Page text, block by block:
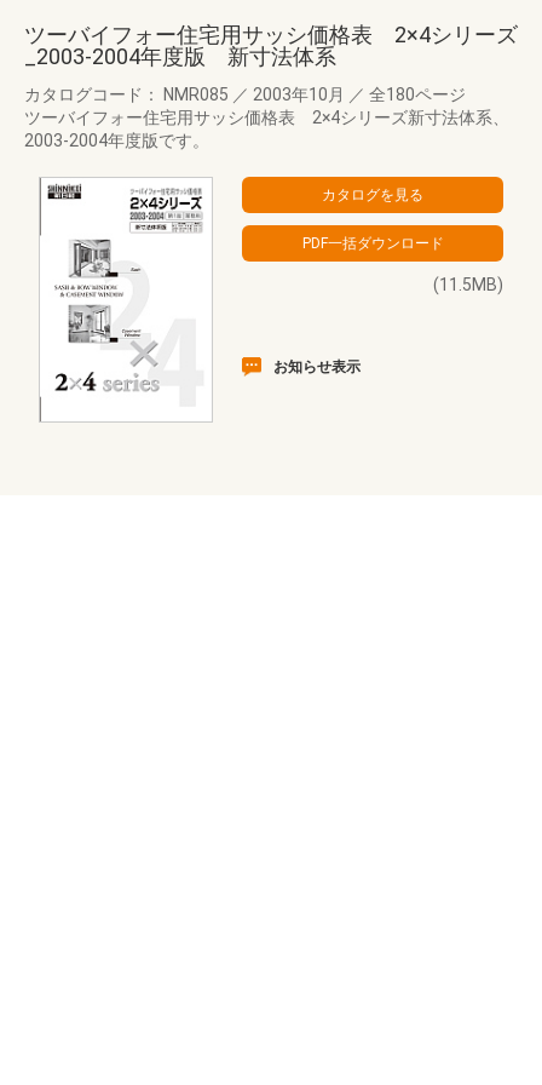
ツーバイフォー住宅用サッシ価格表 2×4シリーズ
_2003-2004年度版 新寸法体系
カタログコード： NMR085 ／ 2003年10月 ／ 全180ページ
ツーバイフォー住宅用サッシ価格表 2×4シリーズ新寸法体系、
2003-2004年度版です。
(11.5MB)
お知らせ表示